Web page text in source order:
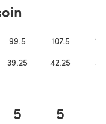
99.5 107.5
39.25 42.25
5 5